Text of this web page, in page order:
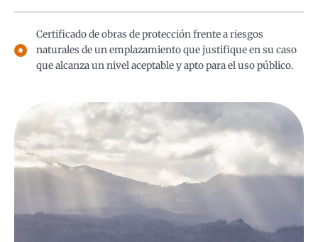
Certificado de obras de protección frente a riesgos
naturales de un emplazamiento que justifique en su caso
que alcanza un nivel aceptable y apto para el uso público.